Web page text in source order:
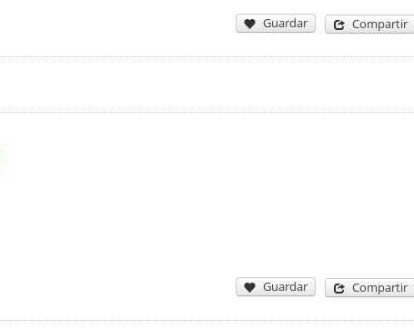
Guardar Compartir
Guardar Compartir